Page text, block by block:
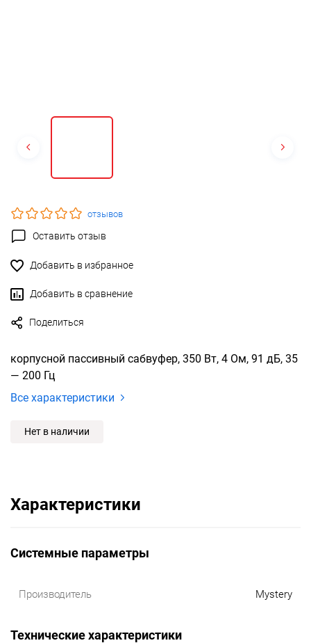
отзывов
Оставить отзыв
Добавить в избранное
Добавить в сравнение
Поделиться
корпусной пассивный сабвуфер, 350 Вт, 4 Ом, 91 дБ, 35
— 200 Гц
Все характеристики
Нет в наличии
Характеристики
Системные параметры
Производитель Mystery
Технические характеристики